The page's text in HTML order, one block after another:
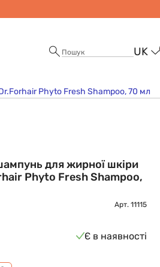
UK
Phyto Fresh Shampoo, 70 мл
для жирної шкіри
Phyto Fresh Shampoo,
Арт. 11115
Є в наявності